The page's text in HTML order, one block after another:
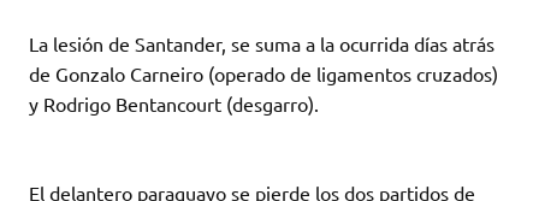
La lesión de Santander, se suma a la ocurrida días atrás
de Gonzalo Carneiro (operado de ligamentos cruzados)
y Rodrigo Bentancourt (desgarro).
El delantero paraguayo se pierde los dos partidos de